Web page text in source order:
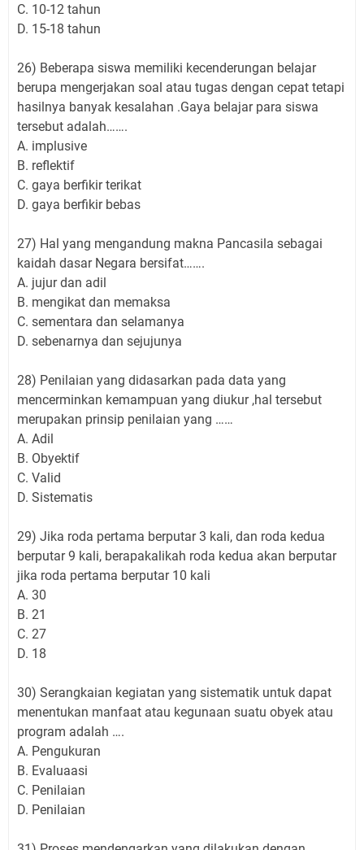
C. 10-12 tahun
D. 15-18 tahun
26) Beberapa siswa memiliki kecenderungan belajar
berupa mengerjakan soal atau tugas dengan cepat tetapi
hasilnya banyak kesalahan .Gaya belajar para siswa
tersebut adalah…….
A. implusive
B. reflektif
C. gaya berfikir terikat
D. gaya berfikir bebas
27) Hal yang mengandung makna Pancasila sebagai
kaidah dasar Negara bersifat…….
A. jujur dan adil
B. mengikat dan memaksa
C. sementara dan selamanya
D. sebenarnya dan sejujunya
28) Penilaian yang didasarkan pada data yang
mencerminkan kemampuan yang diukur ,hal tersebut
merupakan prinsip penilaian yang ……
A. Adil
B. Obyektif
C. Valid
D. Sistematis
29) Jika roda pertama berputar 3 kali, dan roda kedua
berputar 9 kali, berapakalikah roda kedua akan berputar
jika roda pertama berputar 10 kali
A. 30
B. 21
C. 27
D. 18
30) Serangkaian kegiatan yang sistematik untuk dapat
menentukan manfaat atau kegunaan suatu obyek atau
program adalah ….
A. Pengukuran
B. Evaluaasi
C. Penilaian
D. Penilaian